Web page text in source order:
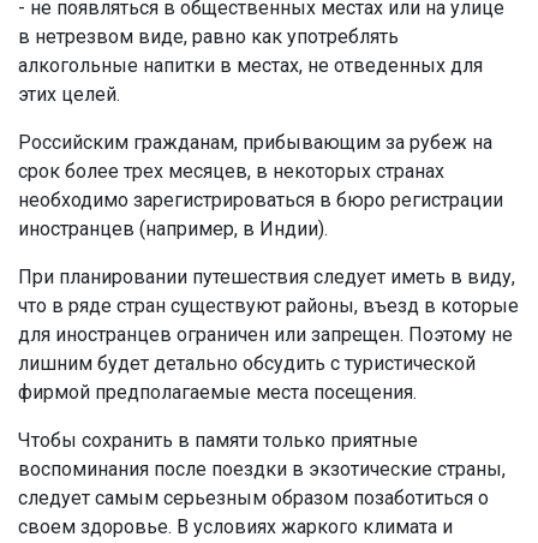
- не появляться в общественных местах или на улице
в нетрезвом виде, равно как употреблять
алкогольные напитки в местах, не отведенных для
этих целей.
Российским гражданам, прибывающим за рубеж на
срок более трех месяцев, в некоторых странах
необходимо зарегистрироваться в бюро регистрации
иностранцев (например, в Индии).
При планировании путешествия следует иметь в виду,
что в ряде стран существуют районы, въезд в которые
для иностранцев ограничен или запрещен. Поэтому не
лишним будет детально обсудить с туристической
фирмой предполагаемые места посещения.
Чтобы сохранить в памяти только приятные
воспоминания после поездки в экзотические страны,
следует самым серьезным образом позаботиться о
своем здоровье. В условиях жаркого климата и